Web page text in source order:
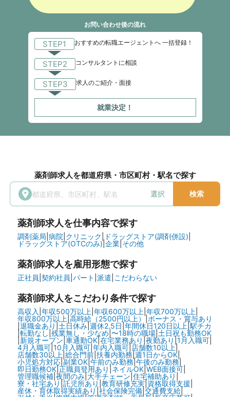
お問い合わせ後の流れ
STEP1 おすすめの転職エージェントへ 一括登録！
STEP2 コンサルタントに相談
STEP3 求人のご紹介・面接
就業決定！
薬剤師求人を都道府県・市区町村・駅名で探す
選択 検索
薬剤師求人を仕事内容で探す
調剤薬局 病院 クリニック ドラッグストア(調剤併設)
ドラッグストア(OTCのみ)| 企業| その他
薬剤師求人を雇用形態で探す
正社員 契約社員 パート 派遣 こだわらない
薬剤師求人をこだわり条件で探す
高収入 年収500万以上 年収600万以上 年収700万以上
年収800万以上 高時給（2500円以上）| ボーナス・賞与あり
退職金あり 土日休み| 週休2.5日 年間休日120日以上 駅チカ
|転勤なし 残業無し・少なめ 〜18時の職場| 土日祝も勤務OK
|新規オープン 車通勤OK|在宅業務あり 夜勤あり 1月入職可|
4月入職可| 10月入職可| 年内入職可| 店舗数10以上|
店舗数30以上 総合門前| 扶養内勤務 週1日からOK|
小児処方対応| 副業OK| 午前のみ勤務| 午後のみ勤務|
即日勤務OK| 正職員登用あり ネイルOK| WEB面接可|
管理職候補| 夜間のみ| 大手チェーン 住宅補助あり
寮・社宅あり 託児所あり 教育研修充実| 資格取得支援
産休・育休取得実績あり 社会保険完備| 交通費支給|